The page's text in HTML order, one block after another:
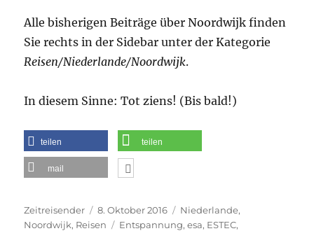
Alle bisherigen Beiträge über Noordwijk finden
Sie rechts in der Sidebar unter der Kategorie
Reisen/Niederlande/Noordwijk.
In diesem Sinne: Tot ziens! (Bis bald!)
teilen teilen
mail
Autor
Zeitreisender
Veröffentlicht
am
8. Oktober 2016 Kategorien
Niederlande,
Noordwijk, Reisen Schlagwörter
Entspannung,esa, ESTEC,